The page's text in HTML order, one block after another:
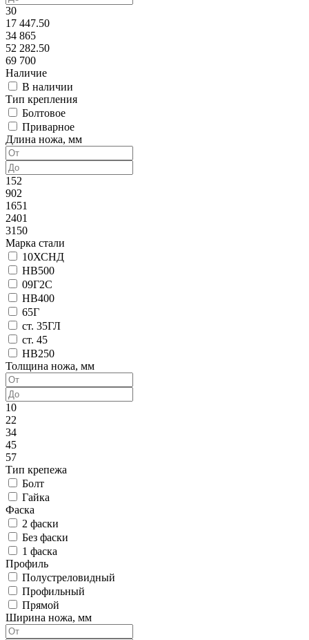
30
17 447.50
34 865
52 282.50
69 700
Наличие
В наличии
Тип крепления
Болтовое
Приварное
Длина ножа, мм
152
902
1651
2401
3150
Марка стали
10ХСНД
HB500
09Г2С
HB400
65Г
ст. 35ГЛ
ст. 45
HB250
Толщина ножа, мм
10
22
34
45
57
Тип крепежа
Болт
Гайка
Фаска
2 фаски
Без фаски
1 фаска
Профиль
Полустреловидный
Профильный
Прямой
Ширина ножа, мм